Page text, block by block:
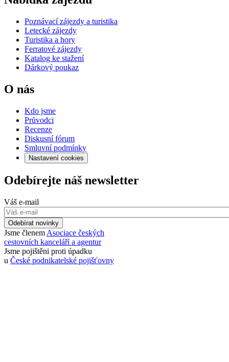
Poznávací zájezdy a turistika
Letecké zájezdy
Turistika a hory
Ferratové zájezdy
Katalog ke stažení
Dárkový poukaz
O nás
Kdo jsme
Průvodci
Recenze
Diskusní fórum
Smluvní podmínky
Nastavení cookies
Odebírejte náš newsletter
Váš e-mail
Odebírat novinky
Jsme členem Asociace českých
cestovních kanceláří a agentur
Jsme pojištěni proti úpadku
u České podnikatelské pojišťovny